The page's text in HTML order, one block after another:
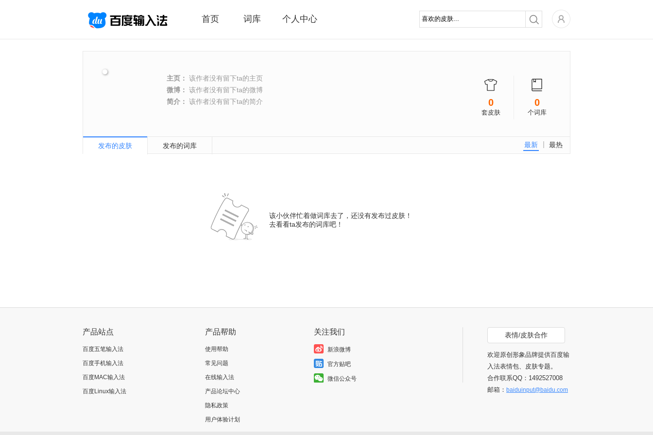
首页 词库 个人中心
0
套皮肤
0
个词库
主页： 该作者没有留下ta的主页
微博： 该作者没有留下ta的微博
简介： 该作者没有留下ta的简介
最热
最新
发布的皮肤 发布的词库
该小伙伴忙着做词库去了，还没有发布过皮肤！
去看看ta发布的词库吧！
产品站点
百度五笔输入法
百度手机输入法
百度MAC输入法
百度Linux输入法
产品帮助
使用帮助
常见问题
在线输入法
产品论坛中心
隐私政策
用户体验计划
关注我们
新浪微博
官方贴吧
微信公众号
表情/皮肤合作
欢迎原创形象品牌提供百度输
入法表情包、皮肤专题。
合作联系QQ：1492527008
邮箱： baiduinput@baidu.com